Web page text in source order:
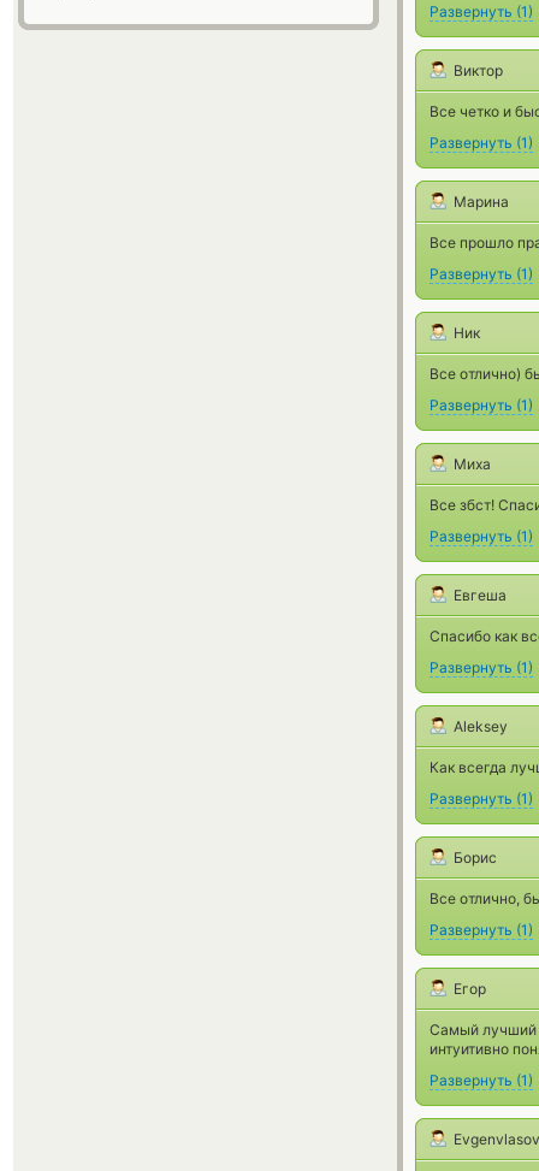
Развернуть (1)
Виктор
Все четко и
Развернуть (1)
Марина
Все прошло
Развернуть (1)
Ник
Все отлично)
Развернуть (1)
Миха
Все збст!
Развернуть (1)
Евгеша
Спасибо как
Развернуть (1)
Aleksey
Как всегда
Развернуть (1)
Борис
Все отлично,
Развернуть (1)
Егор
Самый лучший
интуитивно
Развернуть (1)